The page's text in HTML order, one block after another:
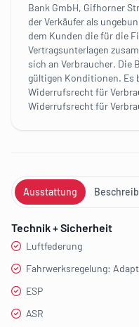
Bank GmbH, Gifhorner
der Verkäufer als
dem Kunden die für die
Vertragsunterlagen
sich an Verbraucher. Die
gültigen Konditionen. Es
Widerrufsrecht für
Widerrufsrecht für
Ausstattung
Technik + Sicherheit
Luftfederung
Fahrwerksregelung:
ESP
ASR